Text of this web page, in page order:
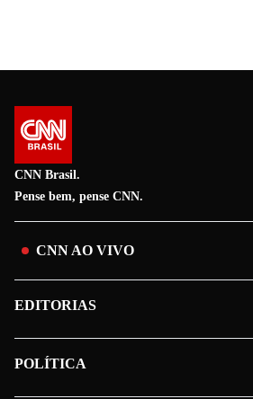
CNN Brasil.
Pense bem, pense CNN.
CNN AO VIVO
EDITORIAS
POLÍTICA